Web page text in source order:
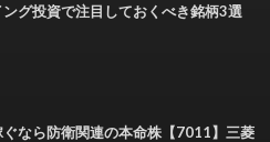
グ投資で注目しておくべき銘柄3選
なら防衛関連の本命株【7011】三菱